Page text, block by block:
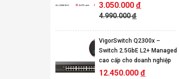
3.050.000đ
4.990.000đ
VigorSwitch Q2300x –
Switch 2.5GbE L2+ Managed
cao cấp cho doanh nghiệp
12.450.000đ